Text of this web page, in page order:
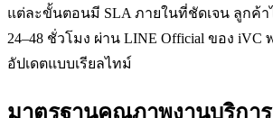
แต่ละขั้นตอนมี SLA ภายในที่ชัดเจน ลูกค้
24–48 ชั่วโมง ผ่าน LINE Official ของ iVC
อัปเดตแบบเรียลไทม์
มาตรฐานคุณภาพงานบริการ